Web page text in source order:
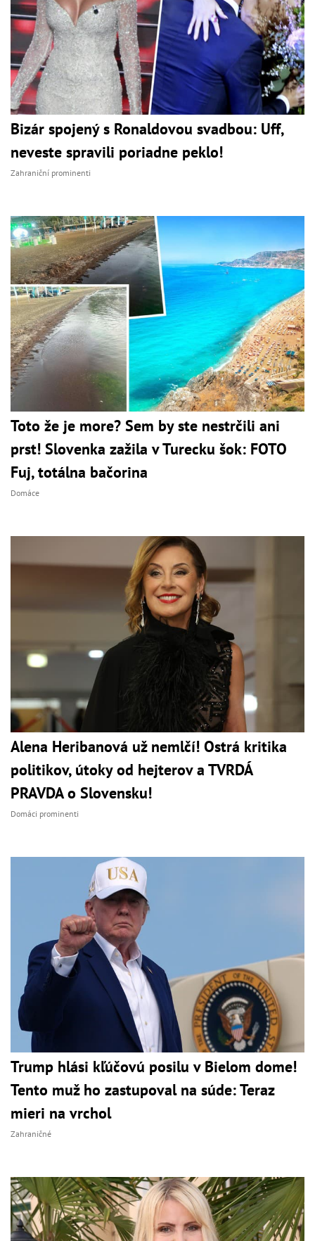
Bizár spojený s Ronaldovou svadbou: Uff,
neveste spravili poriadne peklo!
Zahraniční prominenti
Toto že je more? Sem by ste nestrčili ani
prst! Slovenka zažila v Turecku šok: FOTO
Fuj, totálna bačorina
Domáce
Alena Heribanová už nemlčí! Ostrá kritika
politikov, útoky od hejterov a TVRDÁ
PRAVDA o Slovensku!
Domáci prominenti
Trump hlási kľúčovú posilu v Bielom dome!
Tento muž ho zastupoval na súde: Teraz
mieri na vrchol
Zahraničné